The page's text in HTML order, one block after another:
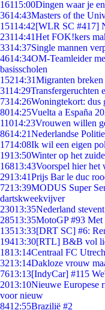
16115:00Dingen waar je
3614:43Masters of the
15114:42[WLR SC #417]
23114:41Het FOK!kers
3314:37Single mannen
4614:34OM-Teamleider
basisscholen
15214:31Migranten
3114:29Transfergeruchten
7314:26Woningtekort: dus
8014:25Vuelta a España
11014:23Vrouwen willen
8614:21Nederlandse
1714:08Ik wil een eigen
1913:50Winter op het
16813:43Voorspel hier het
2913:41Prijs Bar le duc
7213:39MODUS Super
dartskweekvijver
23013:35Nederland
28513:35MotoGP #93 Met
13513:33[DRT SC] #6:
19413:30[RTL] B&B vol
1813:14Centraal FC
3213:14Dakloze vrouw
7613:13[IndyCar] #115
2013:10Nieuwe Europese
voor nieuw
8412:55Brazilië #2